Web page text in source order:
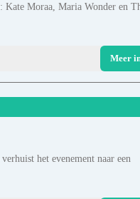
Kate Moraa, Maria Wonder en
Meer
het evenement naar een